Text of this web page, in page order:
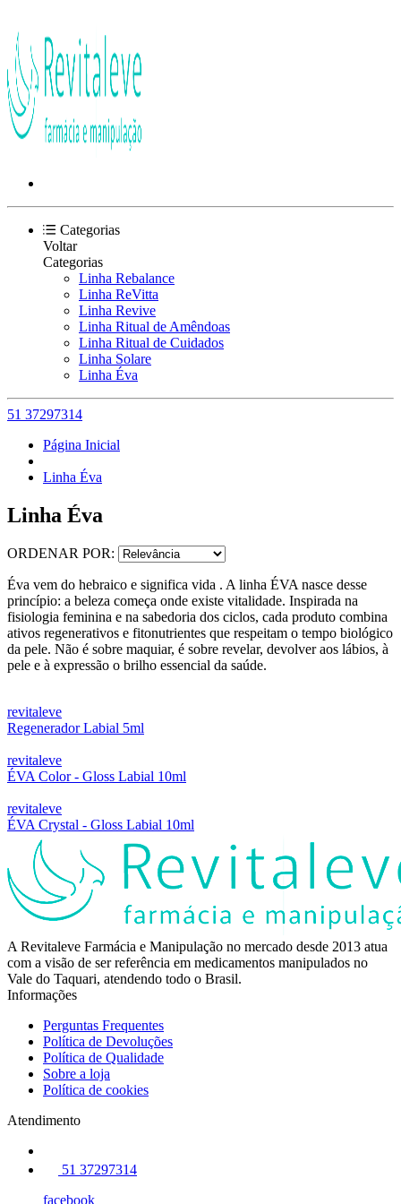
Categorias
Voltar
Categorias
Linha Rebalance
Linha ReVitta
Linha Revive
Linha Ritual de Amêndoas
Linha Ritual de Cuidados
Linha Solare
Linha Éva
51 37297314
Página Inicial
Linha Éva
Linha Éva
ORDENAR POR:
Éva vem do hebraico e significa vida . A linha ÉVA nasce desse
princípio: a beleza começa onde existe vitalidade. Inspirada na
fisiologia feminina e na sabedoria dos ciclos, cada produto combina
ativos regenerativos e fitonutrientes que respeitam o tempo biológico
da pele. Não é sobre maquiar, é sobre revelar, devolver aos lábios, à
pele e à expressão o brilho essencial da saúde.
revitaleve
Regenerador Labial 5ml
revitaleve
ÉVA Color - Gloss Labial 10ml
revitaleve
ÉVA Crystal - Gloss Labial 10ml
A Revitaleve Farmácia e Manipulação no mercado desde 2013 atua
com a visão de ser referência em medicamentos manipulados no
Vale do Taquari, atendendo todo o Brasil.
Informações
Perguntas Frequentes
Política de Devoluções
Política de Qualidade
Sobre a loja
Política de cookies
Atendimento
51 37297314
facebook